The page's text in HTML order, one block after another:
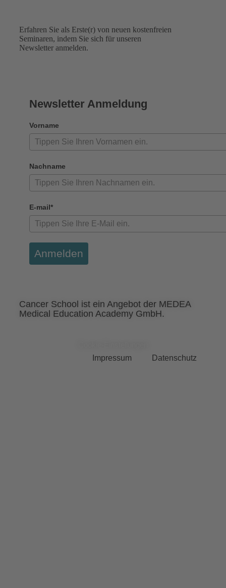
Erfahren Sie als Erste(r) von neuen kostenfreien
Seminaren, indem Sie sich für unseren
Newsletter anmelden.
Newsletter Anmeldung
Vorname
Nachname
E-mail*
Anmelden
Cancer School ist ein Angebot der MEDEA
Medical Education Academy GmbH.
Impressum
Datenschutz